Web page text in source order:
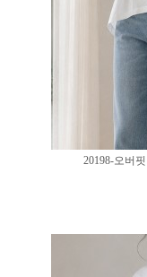
20198-오버